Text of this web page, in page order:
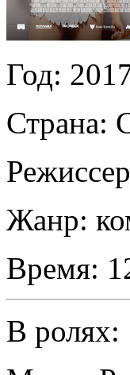
Год:
Страна:
Жанр:
Время:
В ролях: